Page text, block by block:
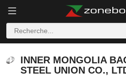
INNER MONGOLIA
STEEL UNION CO.,